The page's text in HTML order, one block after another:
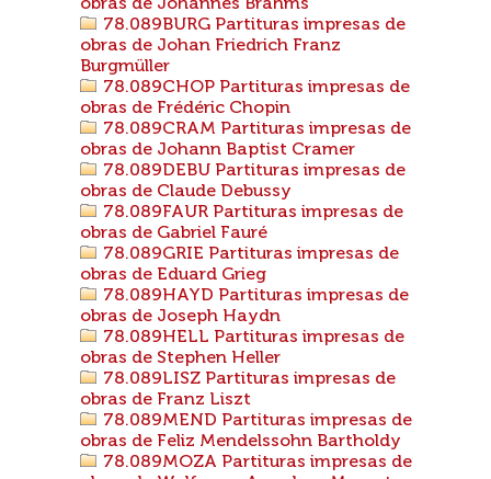
obras de Johannes Brahms
78.089BURG Partituras impresas de
obras de Johan Friedrich Franz
Burgmüller
78.089CHOP Partituras impresas de
obras de Frédéric Chopin
78.089CRAM Partituras impresas de
obras de Johann Baptist Cramer
78.089DEBU Partituras impresas de
obras de Claude Debussy
78.089FAUR Partituras impresas de
obras de Gabriel Fauré
78.089GRIE Partituras impresas de
obras de Eduard Grieg
78.089HAYD Partituras impresas de
obras de Joseph Haydn
78.089HELL Partituras impresas de
obras de Stephen Heller
78.089LISZ Partituras impresas de
obras de Franz Liszt
78.089MEND Partituras impresas de
obras de Feliz Mendelssohn Bartholdy
78.089MOZA Partituras impresas de